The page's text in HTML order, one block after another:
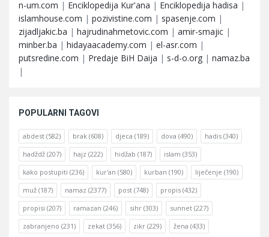
n-um.com | Enciklopedija Kur'ana | Enciklopedija hadisa |
islamhouse.com | pozivistine.com | spasenje.com |
zijadljakic.ba | hajrudinahmetovic.com | amir-smajic |
minber.ba | hidayaacademy.com | el-asr.com |
putsredine.com | Predaje BiH Daija | s-d-o.org | namaz.ba
|
POPULARNI TAGOVI
abdest (582) brak (608) djeca (189) dova (490) hadis (340)
hadždž (207) hajz (222) hidžab (187) islam (353)
kako postupiti (236) kur'an (580) kurban (190) liječenje (190)
muž (187) namaz (2377) post (748) propis (432)
propisi (207) ramazan (246) sihr (303) sunnet (227)
zabranjeno (231) zekat (356) zikr (229) žena (433)